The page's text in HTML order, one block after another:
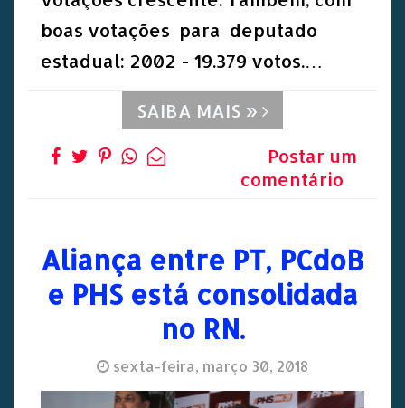
boas votações para deputado
estadual: 2002 - 19.379 votos.…
SAIBA MAIS »
Postar um
comentário
Aliança entre PT, PCdoB
e PHS está consolidada
no RN.
sexta-feira, março 30, 2018